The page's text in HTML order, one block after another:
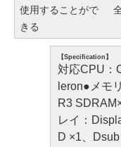
使用することがで
きる
【Specification】
対応CPU：
leron●メモ
R3
レイ：
D ×1、